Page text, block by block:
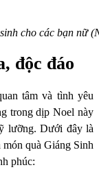
cho các bạn nữ
độc đáo
tâm và tình yêu
trong dịp Noel này
lưỡng. Dưới đây là
quà Giáng Sinh
phúc: